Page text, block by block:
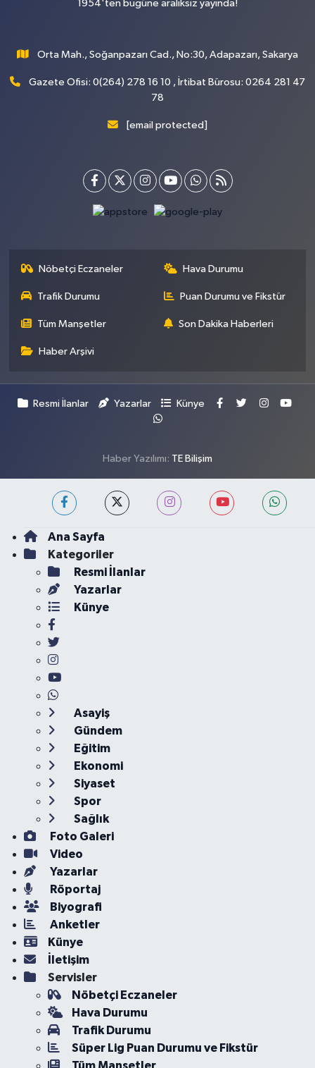
1954'ten bugüne aralıksız yayında!
Orta Mah., Soğanpazarı Cad., No:30, Adapazarı, Sakarya
Gazete Ofisi: 0(264) 278 16 10 , İrtibat Bürosu: 0264 281 47
78
[email protected]
Nöbetçi Eczaneler Hava Durumu
Trafik Durumu Puan Durumu ve Fikstür
Tüm Manşetler Son Dakika Haberleri
Haber Arşivi
Resmi İlanlar Yazarlar Künye
Haber Yazılımı: TE Bilişim
Ana Sayfa
Kategoriler
Resmi İlanlar
Yazarlar
Künye
Asayiş
Gündem
Eğitim
Ekonomi
Siyaset
Spor
Sağlık
Foto Galeri
Video
Yazarlar
Röportaj
Biyografi
Anketler
Künye
İletişim
Servisler
Nöbetçi Eczaneler
Hava Durumu
Trafik Durumu
Süper Lig Puan Durumu ve Fikstür
Tüm Manşetler